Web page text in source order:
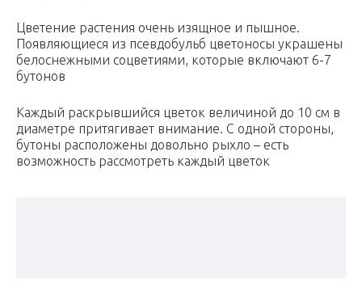
Цветение растения очень изящное и пышное.
Появляющиеся из псевдобульб цветоносы украшены
белоснежными соцветиями, которые включают 6-7
бутонов
Каждый раскрывшийся цветок величиной до 10 см в
диаметре притягивает внимание. С одной стороны,
бутоны расположены довольно рыхло – есть
возможность рассмотреть каждый цветок